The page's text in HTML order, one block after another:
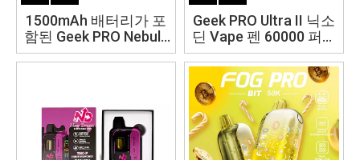
1500mAh 배터리가 포
함된 Geek PRO Nebula
듀얼 모드 클리어 탱크
Geek PRO Ultra II 닉소
딘 Vape 펜 60000 퍼프
오리지널 미국산